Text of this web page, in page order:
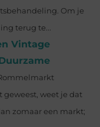
Om je
terug te...
Vintage
geweest, weet je dat
zomaar een markt;